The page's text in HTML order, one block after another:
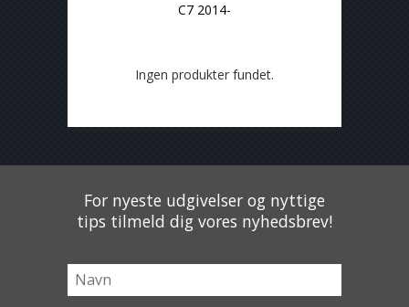
C7 2014-
Ingen produkter fundet.
For nyeste udgivelser og nyttige
tips tilmeld dig vores nyhedsbrev!